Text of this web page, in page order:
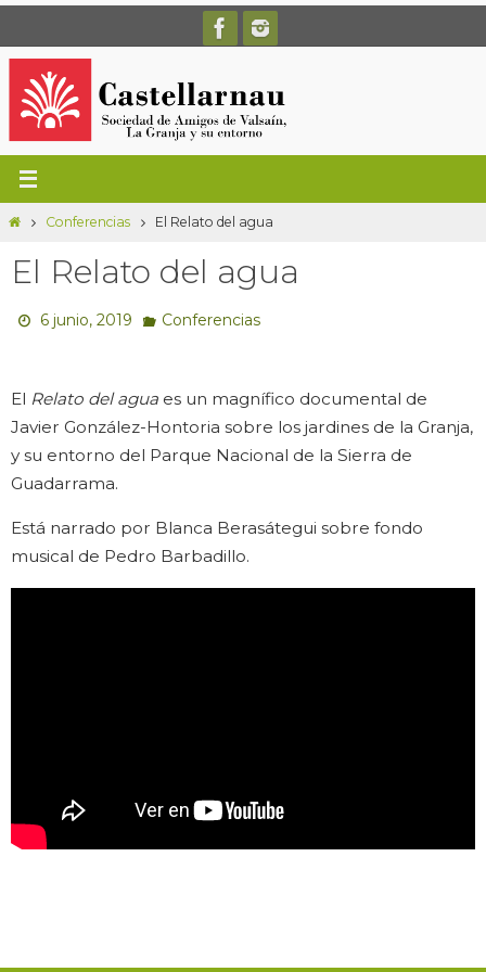
al
contenido
InicioConferencias El Relato del agua
El Relato del agua
6 junio, 2019 Conferencias
El Relato del agua es un magnífico documental de
Javier González-Hontoria sobre los jardines de la Granja,
y su entorno del Parque Nacional de la Sierra de
Guadarrama.
Está narrado por Blanca Berasátegui sobre fondo
musical de Pedro Barbadillo.